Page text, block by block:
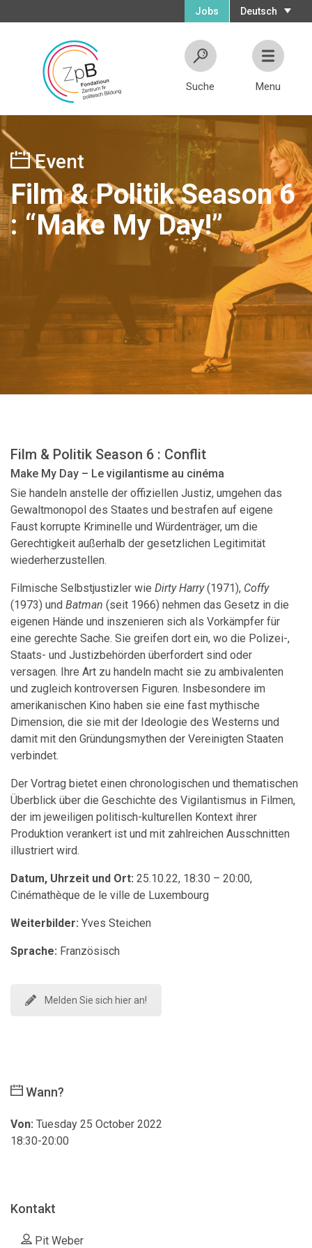
Deutsch
Jobs
Suche Menu
Event
Film & Politik Season 6
: “Make My Day!”
Film & Politik Season 6 : Conflit
Make My Day – Le vigilantisme au cinéma
Sie handeln anstelle der offiziellen Justiz, umgehen das
Gewaltmonopol des Staates und bestrafen auf eigene
Faust korrupte Kriminelle und Würdenträger, um die
Gerechtigkeit außerhalb der gesetzlichen Legitimität
wiederherzustellen.
Filmische Selbstjustizler wie Dirty Harry(1971), Coffy
(1973) und Batman (seit 1966) nehmen das Gesetz in die
eigenen Hände und inszenieren sich als Vorkämpfer für
eine gerechte Sache. Sie greifen dort ein, wo die Polizei-,
Staats- und Justizbehörden überfordert sind oder
versagen. Ihre Art zu handeln macht sie zu ambivalenten
und zugleich kontroversen Figuren. Insbesondere im
amerikanischen Kino haben sie eine fast mythische
Dimension, die sie mit der Ideologie des Westerns und
damit mit den Gründungsmythen der Vereinigten Staaten
verbindet.
Der Vortrag bietet einen chronologischen und thematischen
Überblick über die Geschichte des Vigilantismus in Filmen,
der im jeweiligen politisch-kulturellen Kontext ihrer
Produktion verankert ist und mit zahlreichen Ausschnitten
illustriert wird.
Datum, Uhrzeit und Ort: 25.10.22, 18:30 – 20:00,
Cinémathèque de le ville de Luxembourg
Weiterbilder: Yves Steichen
Sprache: Französisch
Melden Sie sich hier an!
Wann?
Von: Tuesday 25 October 2022
18:30-20:00
Kontakt
Pit Weber